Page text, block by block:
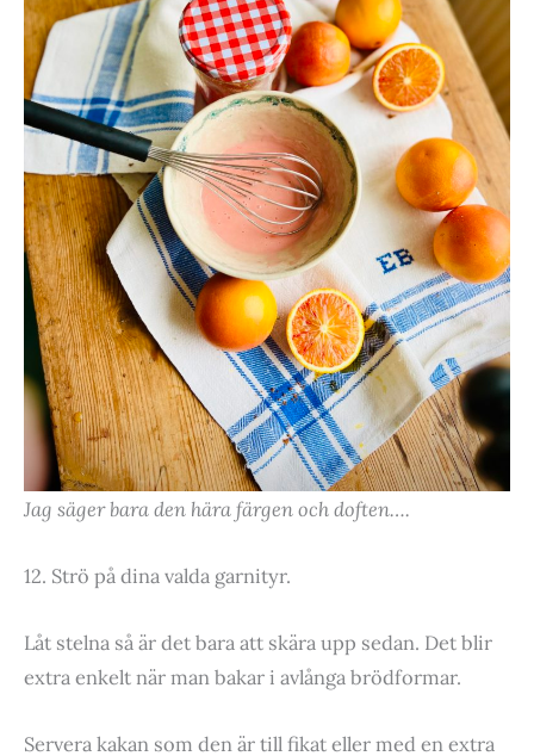
Jag säger bara den hära färgen och doften….
12. Strö på dina valda garnityr.
Låt stelna så är det bara att skära upp sedan. Det blir
extra enkelt när man bakar i avlånga brödformar.
Servera kakan som den är till fikat eller med en extra